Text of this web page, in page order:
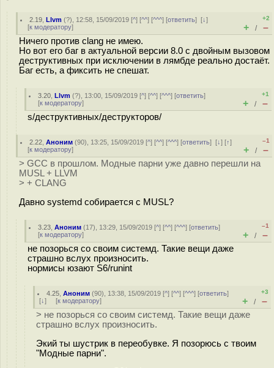
2.19 ,Llvm (?), 12:58, 15/09/2019 [^] [^^] [^^^] [ответить][↓]
[к модератору]
+2
+ / –
Ничего против clang не имею.
Но вот его баг в актуальной версии 8.0 с двойным вызовом
деструктивных при исключении в лямбде реально достаёт.
Баг есть, а фиксить не спешат.
3.20 ,Llvm (?), 13:00, 15/09/2019 [^] [^^] [^^^] [ответить]
[к модератору]
+1
+ / –
s/деструктивных/деструкторов/
2.22 ,Аноним (90), 13:25, 15/09/2019 [^] [^^] [^^^] [ответить][↓] [↑]
[к модератору]
–1
+ / –
> GCC в прошлом. Модные парни уже давно перешли на
MUSL + LLVM
> + CLANG
Давно systemd собирается с MUSL?
3.23 ,Аноним (17), 13:29, 15/09/2019 [^] [^^] [^^^] [ответить]
[к модератору]
–1
+ / –
не позорься со своим системд. Такие вещи даже
страшно вслух произносить.
нормисы юзают S6/runint
4.25 ,Аноним (90), 13:38, 15/09/2019 [^] [^^] [^^^] [ответить]
[↓] [к модератору]
+3
+ / –
> не позорься со своим системд. Такие вещи даже
страшно вслух произносить.
Экий ты шустрик в переобувке. Я позорюсь с твоим
"Модные парни".